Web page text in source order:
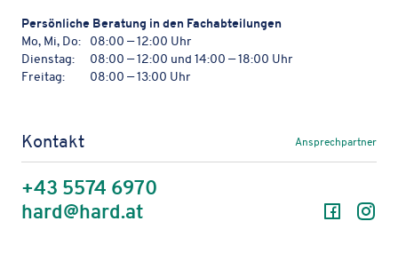
Persön­li­che Bera­tung in den Fachabteilungen
Mo, Mi, Do:
08:00 — 12:00 Uhr
Dienstag:
08:00 — 12:00 und 14:00 — 18:00 Uhr
Freitag:
08:00 — 13:00 Uhr
Kontakt Ansprechpartner
+43 5574 6970
hard@hard.at